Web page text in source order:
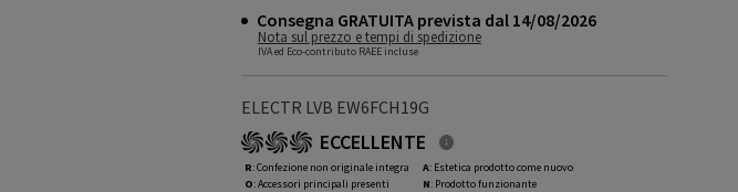
Consegna GRATUITA prevista dal 14/08/2026
Nota sul prezzo e tempi di spedizione
IVA ed Eco-contributo RAEE incluse
ELECTR LVB EW6FCH19G
ECCELLENTE
R: Confezione non originale integra
O: Accessori principali presenti
A: Estetica prodotto come nuovo
N: Prodotto funzionante